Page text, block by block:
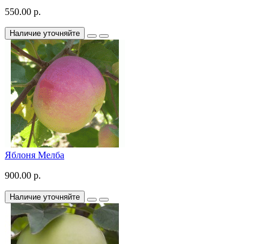
550.00 р.
Наличие уточняйте
Яблоня Мелба
900.00 р.
Наличие уточняйте